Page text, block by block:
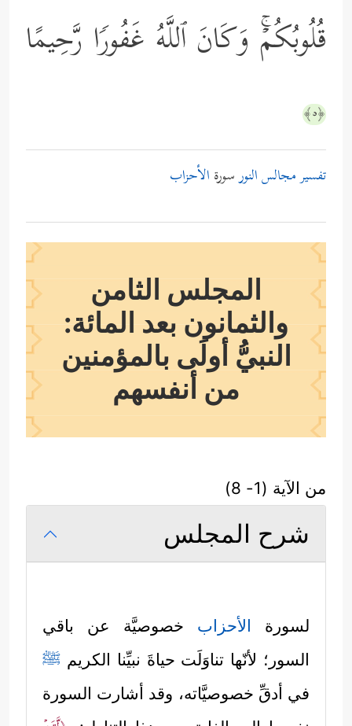
قُلُوبُكُمۡۚ وَكَانَ ٱللَّهُ غَفُورࣰا رَّحِیمًا
﴿٥﴾
تفسير مجالس النورسورة الأحزاب
المجلس الثامن
والثمانون بعد المائة:
النبيُّ أولَى بالمؤمنين
من أنفسهم
من الآية (1- 8)
شرح المجلس
لسورة الأحزاب خصوصيَّة عن باقي
السور؛ لأنّها تناوَلَت حياةَ نبيِّنا الكريم ﷺ
في أدقِّ خصوصيَّاته، وقد أشارت السورة